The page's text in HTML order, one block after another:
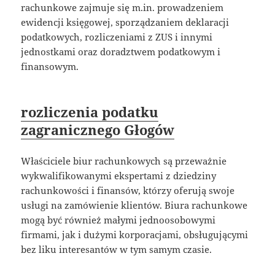
rachunkowe zajmuje się m.in. prowadzeniem
ewidencji księgowej, sporządzaniem deklaracji
podatkowych, rozliczeniami z ZUS i innymi
jednostkami oraz doradztwem podatkowym i
finansowym.
rozliczenia podatku
zagranicznego Głogów
Właściciele biur rachunkowych są przeważnie
wykwalifikowanymi ekspertami z dziedziny
rachunkowości i finansów, którzy oferują swoje
usługi na zamówienie klientów. Biura rachunkowe
mogą być również małymi jednoosobowymi
firmami, jak i dużymi korporacjami, obsługującymi
bez liku interesantów w tym samym czasie.